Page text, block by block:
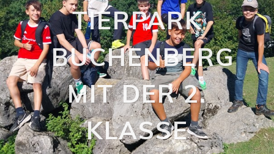
TIERPARK
BUCHENBERG
MIT DER 2.
KLASSE